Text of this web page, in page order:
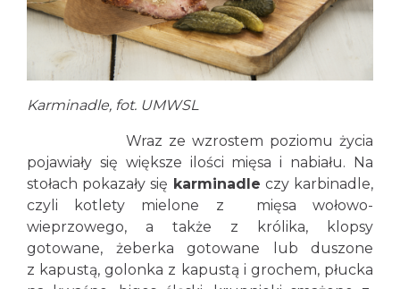
Karminadle, fot. UMWSL
Wraz ze wzrostem poziomu życia
pojawiały się większe ilości mięsa i nabiału. Na
stołach pokazały się karminadle czy karbinadle,
czyli kotlety mielone z mięsa wołowo-
wieprzowego, a także z królika, klopsy
gotowane, żeberka gotowane lub duszone
z kapustą, golonka z kapustą i grochem, płucka